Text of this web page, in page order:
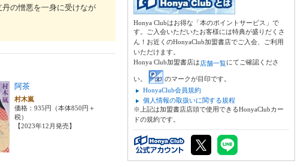
の憎悪を一身に受けなが
阿茶
村木嵐
価格：935円（本体850円＋
税）
【2023年12月発売】
Honya Clubはお得な「本のポイントサービス」で
す。ご入会いただいたお客様には特典が盛りだくさ
ん！お近くのHonyaClub加盟書店でご入会、ご利用
いただけます。
Honya Club加盟書店は店舗一覧にてご確認くださ
い。
のマークが目印です。
HonyaClub会員規約
個人情報の取扱いに関する規程
※上記は加盟書店店頭で使用できるHonyaClubカー
ドの規約です。